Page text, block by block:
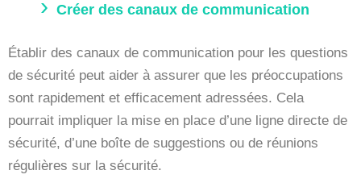
Créer des canaux de communication
Établir des canaux de communication pour les questions
de sécurité peut aider à assurer que les préoccupations
sont rapidement et efficacement adressées. Cela
pourrait impliquer la mise en place d’une ligne directe de
sécurité, d’une boîte de suggestions ou de réunions
régulières sur la sécurité.